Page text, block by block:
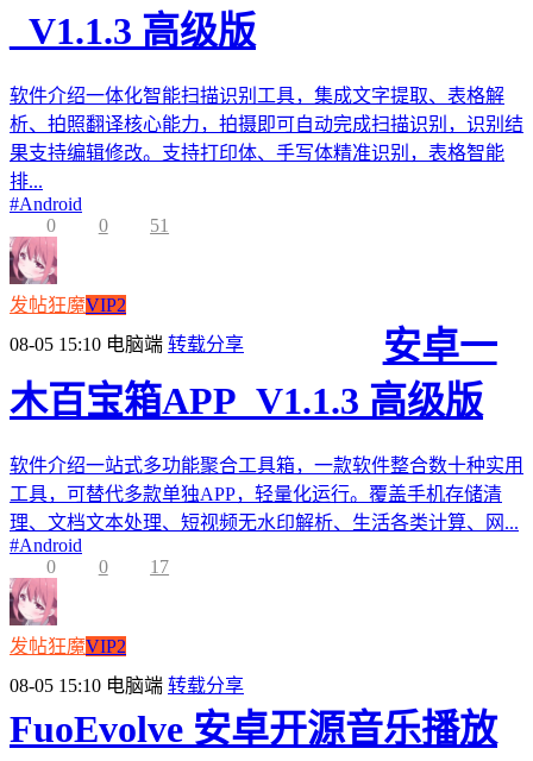
_V1.1.3 高级版
软件介绍一体化智能扫描识别工具，集成文字提取、表格解
析、拍照翻译核心能力，拍摄即可自动完成扫描识别，识别结
果支持编辑修改。支持打印体、手写体精准识别，表格智能
排...
#Android
0
0 51
发帖狂魔VIP2
08-05 15:10 电脑端 转载分享
安卓一
木百宝箱APP_V1.1.3 高级版
软件介绍一站式多功能聚合工具箱，一款软件整合数十种实用
工具，可替代多款单独APP，轻量化运行。覆盖手机存储清
理、文档文本处理、短视频无水印解析、生活各类计算、网...
#Android
0
0 17
发帖狂魔VIP2
08-05 15:10 电脑端 转载分享
FuoEvolve 安卓开源音乐播放